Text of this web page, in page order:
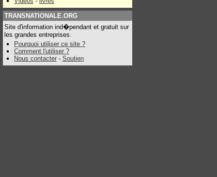
TRANSNATIONALE.ORG
Site d'information ind�pendant et gratuit sur
les grandes entreprises.
Pourquoi utiliser ce site ?
Comment l'utiliser ?
Nous contacter - Soutien